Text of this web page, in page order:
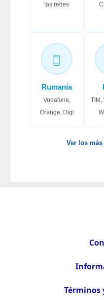
las redes
Rumanía
Vodafone,
Orange, Digi
TIM,
Ver los
Términos